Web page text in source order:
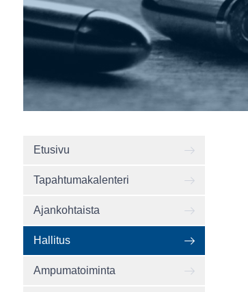
Etusivu
Tapahtumakalenteri
Ajankohtaista
Hallitus
Ampumatoiminta